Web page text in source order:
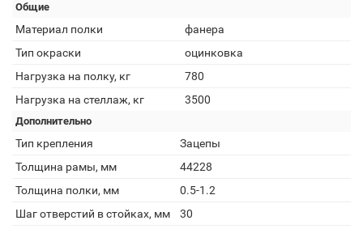
Общие
Материал полки
фанера
Тип окраски
оцинковка
Нагрузка на полку, кг
780
Нагрузка на стеллаж, кг
3500
Дополнительно
Тип крепления
Зацепы
Толщина рамы, мм
44228
Толщина полки, мм
0.5-1.2
Шаг отверстий в стойках, мм
30